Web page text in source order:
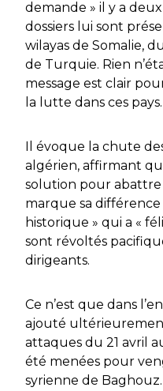
demande » il y a
dossiers lui sont
wilayas de Somalie,
de Turquie. Rien
message est clair
la lutte dans ces pays.
Il évoque la chute
algérien, affirmant
solution pour abattre
marque sa différence
historique » qui a «
sont révoltés
dirigeants.
Ce n’est que dans
ajouté
attaques du 21 avril
été menées pour
syrienne de